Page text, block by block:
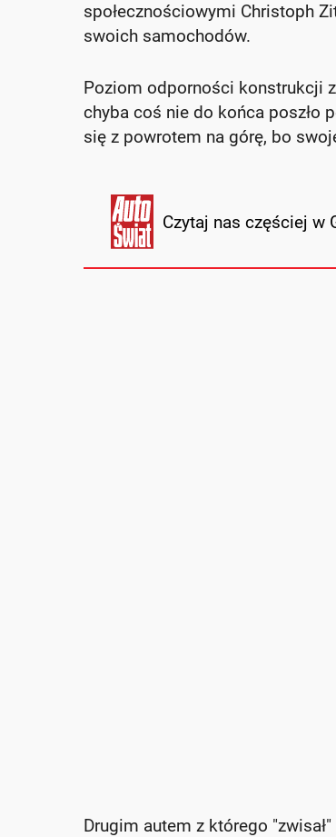
społecznościowymi Christoph
swoich samochodów.
Poziom odporności konstrukcji
chyba coś nie do końca poszło
się z powrotem na górę, bo
Czytaj nas częściej w
Drugim autem z którego